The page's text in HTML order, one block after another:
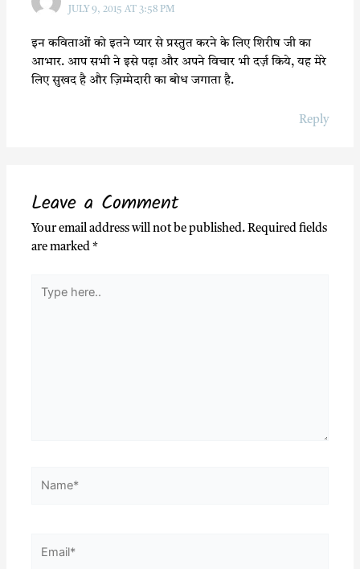
JULY 9, 2015 AT 3:58 PM
इन कविताओं को इतने प्यार से प्रस्तुत करने के लिए शिरीष जी का
आभार. आप सभी ने इसे पढ़ा और अपने विचार भी दर्ज़ किये, यह मेरे
लिए सुखद है और ज़िम्मेदारी का बोध जगाता है.
Reply
Leave a Comment
Your email address will not be published. Required fields
are marked*